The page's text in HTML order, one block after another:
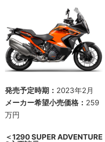
発売予定時期： 2023年2月
メーカー希望小売価格： 259
万円
＜1290 SUPER ADVENTURE